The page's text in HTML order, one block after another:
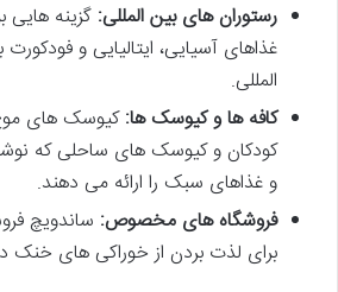
رستوران های بین المللی: گزینه هایی
غذاهای آسیایی، ایتالیایی و فودکورت
المللی.
کافه ها و کیوسک ها:کیوسک های
کودکان و کیوسک های ساحلی که
و غذاهای سبک را ارائه می دهند.
فروشگاه های مخصوص: ساندویچ
برای لذت بردن از خوراکی های خنک